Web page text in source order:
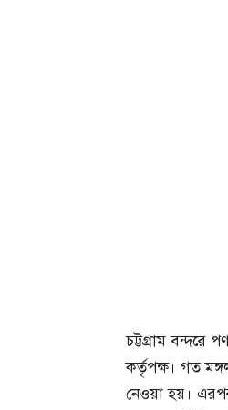
চট্টগ্রাম বন্দরে
কর্তৃপক্ষ। গত
নেওয়া হয়।